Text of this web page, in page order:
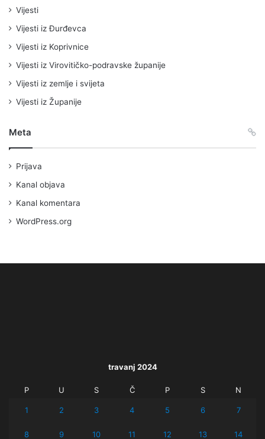
Vijesti
Vijesti iz Đurđevca
Vijesti iz Koprivnice
Vijesti iz Virovitičko-podravske županije
Vijesti iz zemlje i svijeta
Vijesti iz Županije
Meta
Prijava
Kanal objava
Kanal komentara
WordPress.org
travanj 2024
P U S Č P S N
1 2 3 4 5 6 7
8 9 10 11 12 13 14